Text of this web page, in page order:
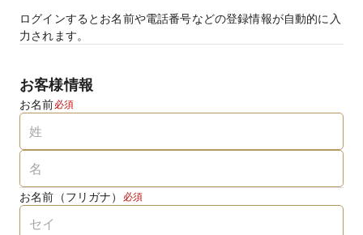
ログインするとお名前や電話番号などの登録情報が自動的に入
力されます。
お客様情報
お名前必須
お名前（フリガナ） 必須